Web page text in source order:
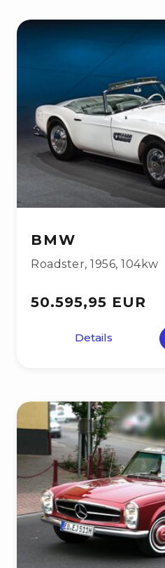
BMW
Roadster, 1956, 104kw
50.595,95 EUR
Details